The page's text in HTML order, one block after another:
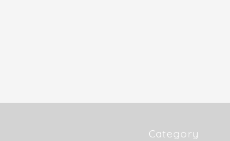
Category